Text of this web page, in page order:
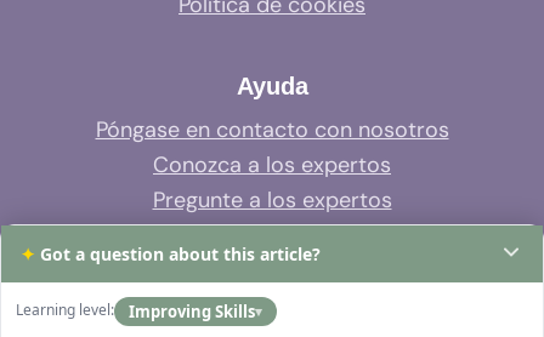
Ayuda
Póngase en contacto con nosotros
Conozca a los expertos
Pregunte a los expertos
Soporte del sistema
Preguntas frecuentes
✦ Got a question about this article?
Learning level: Improving Skills▾